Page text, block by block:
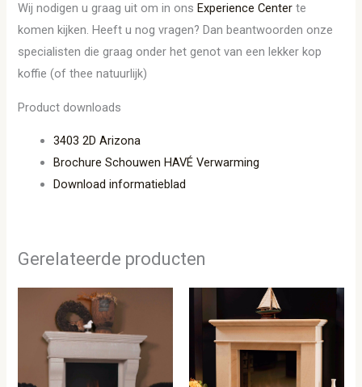
Wij nodigen u graag uit om in onsExperience Center te
komen kijken. Heeft u nog vragen? Dan beantwoorden onze
specialisten die graag onder het genot van een lekker kop
koffie (of thee natuurlijk)
Product downloads
3403 2D Arizona
Brochure Schouwen HAVÉ Verwarming
Download informatieblad
Gerelateerde producten